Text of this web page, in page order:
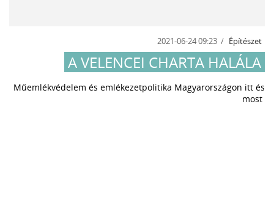
2021-06-24 09:23 Építészet
A VELENCEI CHARTA HALÁLA
Műemlékvédelem és emlékezetpolitika Magyarországon itt és
most